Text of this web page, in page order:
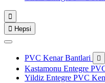

 Hepsi
PVC Kenar Bantlari 
Kastamonu Entegre
Yildiz Entegre PVC